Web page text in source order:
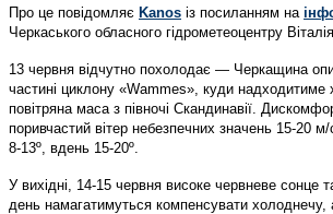
Про це повідомляє Kanos із посиланням на
Черкаського обласного гідрометеоцентру
13 червня відчутно похолодає — Черкащина
частині циклону «Wammes», куди надходитиме
повітряна маса з півночі Скандинавії.
поривчастий вітер небезпечних значень 15-20
8-13º, вдень 15-20º.
У вихідні, 14-15 червня високе червневе сонце
день намагатимуться компенсувати холоднечу,